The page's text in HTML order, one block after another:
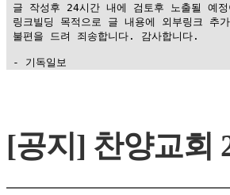
글 작성후 24시간 내에 검토후 노출될 예
링크빌딩 목적으로 글 내용에 외부링크 추
불편을 드려 죄송합니다. 감사합니다.
- 기독일보
남
은
[공지] 찬양교회